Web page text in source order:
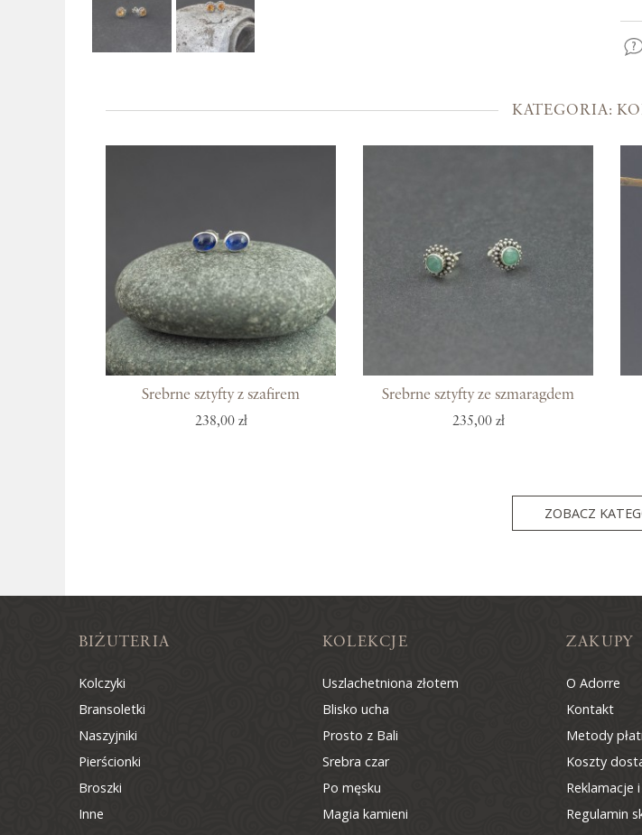
KATEGORIA:
Srebrne sztyfty z szafirem
238,00 zł
Srebrne sztyfty ze szmaragdem
235,00 zł
ZOBACZ
BIŻUTERIA
Kolczyki
Bransoletki
Naszyjniki
Pierścionki
Broszki
Inne
KOLEKCJE
Uszlachetniona złotem
Blisko ucha
Prosto z Bali
Srebra czar
Po męsku
Magia kamieni
ZAKUPY
O Adorre
Kontakt
Metody
Koszty
Reklamacje
Regulamin